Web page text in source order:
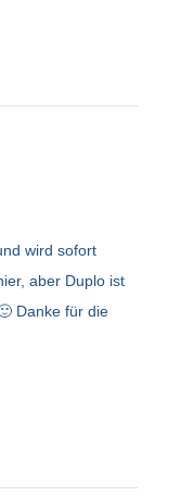
wird sofort
aber Duplo ist
Danke für die